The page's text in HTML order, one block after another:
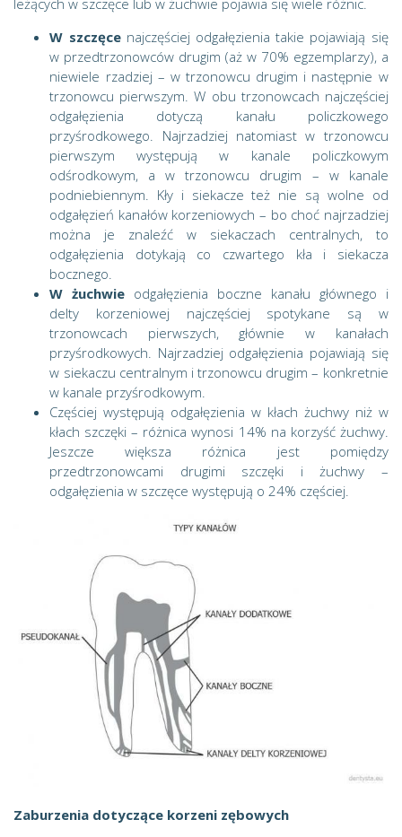
leżących w szczęce lub w żuchwie pojawia się wiele różnic.
W szczęcenajczęściej odgałęzienia takie pojawiają się
w przedtrzonowców drugim (aż w 70% egzemplarzy), a
niewiele rzadziej – w trzonowcu drugim i następnie w
trzonowcu pierwszym. W obu trzonowcach najczęściej
odgałęzienia dotyczą kanału policzkowego
przyśrodkowego. Najrzadziej natomiast w trzonowcu
pierwszym występują w kanale policzkowym
odśrodkowym, a w trzonowcu drugim – w kanale
podniebiennym. Kły i siekacze też nie są wolne od
odgałęzień kanałów korzeniowych – bo choć najrzadziej
można je znaleźć w siekaczach centralnych, to
odgałęzienia dotykają co czwartego kła i siekacza
bocznego.
W żuchwie odgałęzienia boczne kanału głównego i
delty korzeniowej najczęściej spotykane są w
trzonowcach pierwszych, głównie w kanałach
przyśrodkowych. Najrzadziej odgałęzienia pojawiają się
w siekaczu centralnym i trzonowcu drugim – konkretnie
w kanale przyśrodkowym.
Częściej występują odgałęzienia w kłach żuchwy niż w
kłach szczęki – różnica wynosi 14% na korzyść żuchwy.
Jeszcze większa różnica jest pomiędzy
przedtrzonowcami drugimi szczęki i żuchwy –
odgałęzienia w szczęce występują o 24% częściej.
Zaburzenia dotyczące korzeni zębowych